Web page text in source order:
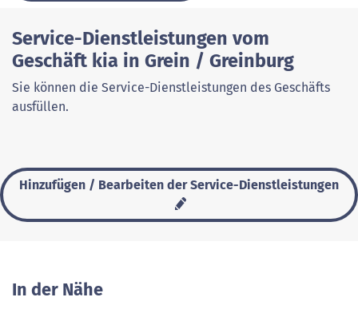
Service-Dienstleistungen vom
Geschäft kia in Grein / Greinburg
Sie können die Service-Dienstleistungen des Geschäfts
ausfüllen.
Hinzufügen / Bearbeiten der Service-Dienstleistungen
In der Nähe